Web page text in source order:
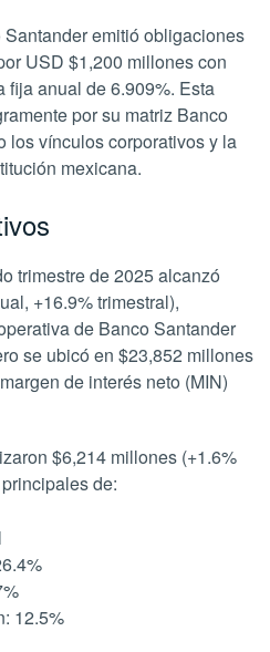
emitió obligaciones
USD $1,200 millones con
fija anual de 6.909%. Esta
por su matriz Banco
los vínculos corporativos y la
mexicana.
trimestre de 2025 alcanzó
+16.9% trimestral),
de Banco Santander
se ubicó en $23,852 millones
de interés neto (MIN)
$6,214 millones (+1.6%
de:
12.5%